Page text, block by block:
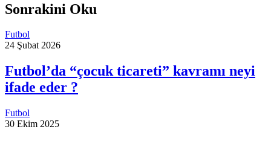
Sonrakini Oku
Futbol
24 Şubat 2026
Futbol’da “çocuk ticareti” kavramı neyi
ifade eder ?
Futbol
30 Ekim 2025